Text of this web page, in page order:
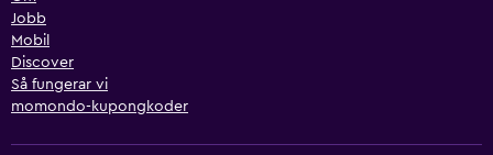
Jobb
Mobil
Discover
Så fungerar vi
momondo-kupongkoder